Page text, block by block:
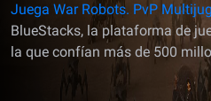
Juega War Robots. PvP
BlueStacks, la plataforma de
la que confían más de 500